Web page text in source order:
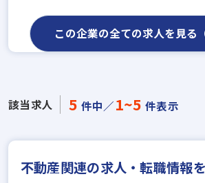
この企業の全ての求人を見る
該当求人 5 件中／1~5 件表示
不動産関連の求人・転職情報